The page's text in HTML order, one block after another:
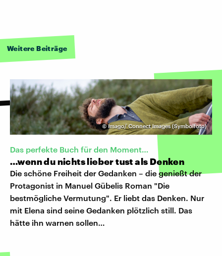
Weitere Beiträge
©Imago/ Connect Images (Symbolfoto)
Das perfekte Buch für den Moment…
…wenn du nichts lieber tust als Denken
Die schöne Freiheit der Gedanken – die genießt der
Protagonist in Manuel Gübelis Roman "Die
bestmögliche Vermutung". Er liebt das Denken. Nur
mit Elena sind seine Gedanken plötzlich still. Das
hätte ihn warnen sollen…